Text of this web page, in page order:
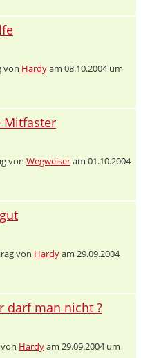
von Hardyam 08.10.2004 um
Mitfaster
von Wegweiseram 01.10.2004
von Hardyam 29.09.2004
darf man nicht ?
Hardyam 29.09.2004 um